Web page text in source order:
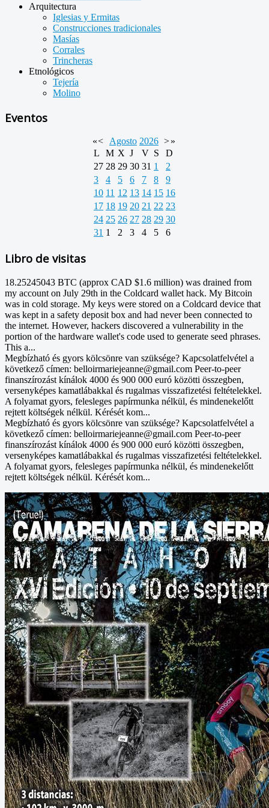
Arquitectura
Iglesias y Ermitas
Construcciones tradicionales
Masías
Corrales
Trincheras
Etnológicos
Tejería
Molino
Eventos
«< Agosto 2026 >»
L
M X J V S
D
27 28 29 30 31 1
2
3
4 5 6 7 8
9
10 11 12 13 14 15 16
17 18 19 20 21 22 23
24 25 26 27 28 29 30
31 1 2 3 4 5 6
Libro de visitas
18.25245043 BTC (approx CAD $1.6 million) was drained from
my account on July 29th in the Coldcard wallet hack. My Bitcoin
was in cold storage. My keys were stored on a Coldcard device that
was kept in a safety deposit box and had never been connected to
the internet. However, hackers discovered a vulnerability in the
portion of the hardware wallet's code used to generate seed phrases.
This a...
Megbízható és gyors kölcsönre van szüksége? Kapcsolatfelvétel a
következő címen: belloirmariejeanne@gmail.com Peer-to-peer
finanszírozást kínálok 4000 és 900 000 euró közötti összegben,
versenyképes kamatlábakkal és rugalmas visszafizetési feltételekkel.
A folyamat gyors, felesleges papírmunka nélkül, és mindenekelőtt
rejtett költségek nélkül. Kérését kom...
Megbízható és gyors kölcsönre van szüksége? Kapcsolatfelvétel a
következő címen: belloirmariejeanne@gmail.com Peer-to-peer
finanszírozást kínálok 4000 és 900 000 euró közötti összegben,
versenyképes kamatlábakkal és rugalmas visszafizetési feltételekkel.
A folyamat gyors, felesleges papírmunka nélkül, és mindenekelőtt
rejtett költségek nélkül. Kérését kom...